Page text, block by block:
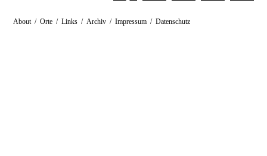
About / Orte / Links / Archiv / Impressum / Datenschutz